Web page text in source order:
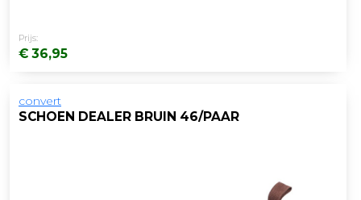
Prijs:
€ 36,95
convert
SCHOEN DEALER BRUIN 46/PAAR